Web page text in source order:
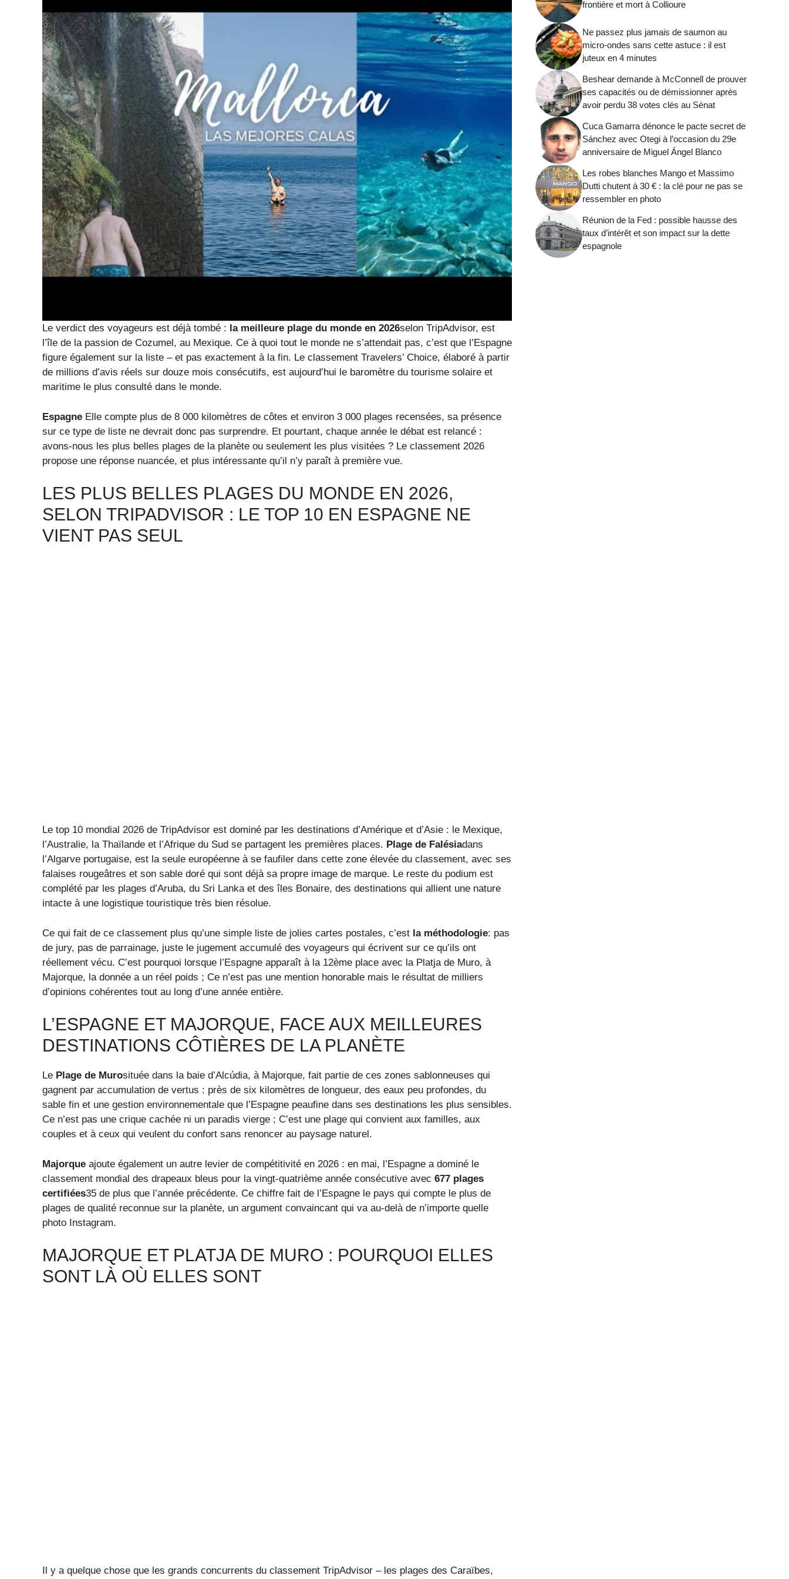
Le verdict des voyageurs est déjà tombé : la meilleure plage du monde en 2026selon TripAdvisor, est
l’île de la passion de Cozumel, au Mexique. Ce à quoi tout le monde ne s’attendait pas, c’est que l’Espagne
figure également sur la liste – et pas exactement à la fin. Le classement Travelers’ Choice, élaboré à partir
de millions d’avis réels sur douze mois consécutifs, est aujourd’hui le baromètre du tourisme solaire et
maritime le plus consulté dans le monde.
Espagne Elle compte plus de 8 000 kilomètres de côtes et environ 3 000 plages recensées, sa présence
sur ce type de liste ne devrait donc pas surprendre. Et pourtant, chaque année le débat est relancé :
avons-nous les plus belles plages de la planète ou seulement les plus visitées ? Le classement 2026
propose une réponse nuancée, et plus intéressante qu’il n’y paraît à première vue.
LES PLUS BELLES PLAGES DU MONDE EN 2026,
SELON TRIPADVISOR : LE TOP 10 EN ESPAGNE NE
VIENT PAS SEUL
Le top 10 mondial 2026 de TripAdvisor est dominé par les destinations d’Amérique et d’Asie : le Mexique,
l’Australie, la Thaïlande et l’Afrique du Sud se partagent les premières places. Plage de Falésiadans
l’Algarve portugaise, est la seule européenne à se faufiler dans cette zone élevée du classement, avec ses
falaises rougeâtres et son sable doré qui sont déjà sa propre image de marque. Le reste du podium est
complété par les plages d’Aruba, du Sri Lanka et des îles Bonaire, des destinations qui allient une nature
intacte à une logistique touristique très bien résolue.
Ce qui fait de ce classement plus qu’une simple liste de jolies cartes postales, c’est la méthodologie: pas
de jury, pas de parrainage, juste le jugement accumulé des voyageurs qui écrivent sur ce qu’ils ont
réellement vécu. C’est pourquoi lorsque l’Espagne apparaît à la 12ème place avec la Platja de Muro, à
Majorque, la donnée a un réel poids ; Ce n’est pas une mention honorable mais le résultat de milliers
d’opinions cohérentes tout au long d’une année entière.
L’ESPAGNE ET MAJORQUE, FACE AUX MEILLEURES
DESTINATIONS CÔTIÈRES DE LA PLANÈTE
Le Plage de Murosituée dans la baie d’Alcúdia, à Majorque, fait partie de ces zones sablonneuses qui
gagnent par accumulation de vertus : près de six kilomètres de longueur, des eaux peu profondes, du
sable fin et une gestion environnementale que l’Espagne peaufine dans ses destinations les plus sensibles.
Ce n’est pas une crique cachée ni un paradis vierge ; C’est une plage qui convient aux familles, aux
couples et à ceux qui veulent du confort sans renoncer au paysage naturel.
Majorque ajoute également un autre levier de compétitivité en 2026 : en mai, l’Espagne a dominé le
classement mondial des drapeaux bleus pour la vingt-quatrième année consécutive avec 677 plages
certifiées35 de plus que l’année précédente. Ce chiffre fait de l’Espagne le pays qui compte le plus de
plages de qualité reconnue sur la planète, un argument convaincant qui va au-delà de n’importe quelle
photo Instagram.
MAJORQUE ET PLATJA DE MURO : POURQUOI ELLES
SONT LÀ OÙ ELLES SONT
Il y a quelque chose que les grands concurrents du classement TripAdvisor – les plages des Caraïbes,
frontière et mort à Collioure
Ne passez plus jamais de saumon au
micro-ondes sans cette astuce : il est
juteux en 4 minutes
Beshear demande à McConnell de prouver
ses capacités ou de démissionner après
avoir perdu 38 votes clés au Sénat
Cuca Gamarra dénonce le pacte secret de
Sánchez avec Otegi à l’occasion du 29e
anniversaire de Miguel Ángel Blanco
Les robes blanches Mango et Massimo
Dutti chutent à 30 € : la clé pour ne pas se
ressembler en photo
Réunion de la Fed : possible hausse des
taux d’intérêt et son impact sur la dette
espagnole